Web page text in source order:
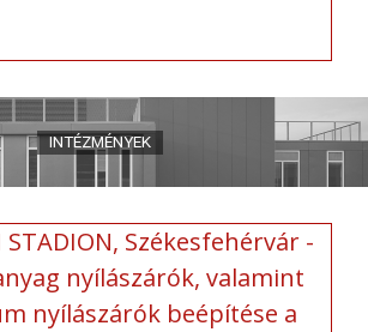
STADION, Székesfehérvár -
nyílászárók, valamint
nyílászárók beépítése a